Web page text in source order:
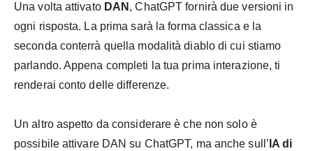
Una volta attivato DAN , ChatGPT fornirà due versioni in
ogni risposta. La prima sarà la forma classica e la
seconda conterrà quella modalità diablo di cui stiamo
parlando. Appena completi la tua prima interazione, ti
renderai conto delle differenze.
Un altro aspetto da considerare è che non solo è
possibile attivare DAN su ChatGPT, ma anche sull’ IA di